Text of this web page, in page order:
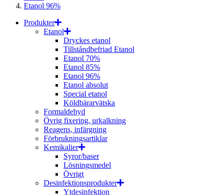
Etanol 96%
Produkter
Etanol
Dryckes etanol
Tillståndbefriad Etanol
Etanol 70%
Etanol 85%
Etanol 96%
Etanol absolut
Special etanol
Köldbärarvätska
Formaldehyd
Övrig fixering, urkalkning
Reagens, infärgning
Förbrukningsartiklar
Kemikalier
Syror/baser
Lösningsmedel
Övrigt
Desinfektionsprodukter
Ytdesinfektion